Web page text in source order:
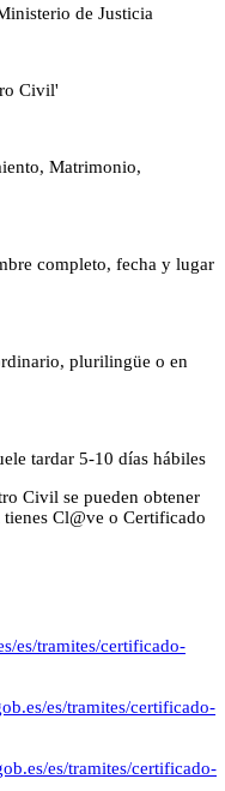
de Justicia
Civil'
Matrimonio,
completo, fecha y lugar
plurilingüe o en
tardar 5-10 días hábiles
Civil se pueden obtener
Cl@ve o Certificado
es/tramites/certificado-
es/tramites/certificado-
es/tramites/certificado-